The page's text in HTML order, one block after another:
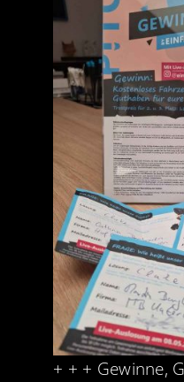
News
Kontakt
+ + + Gewinne,